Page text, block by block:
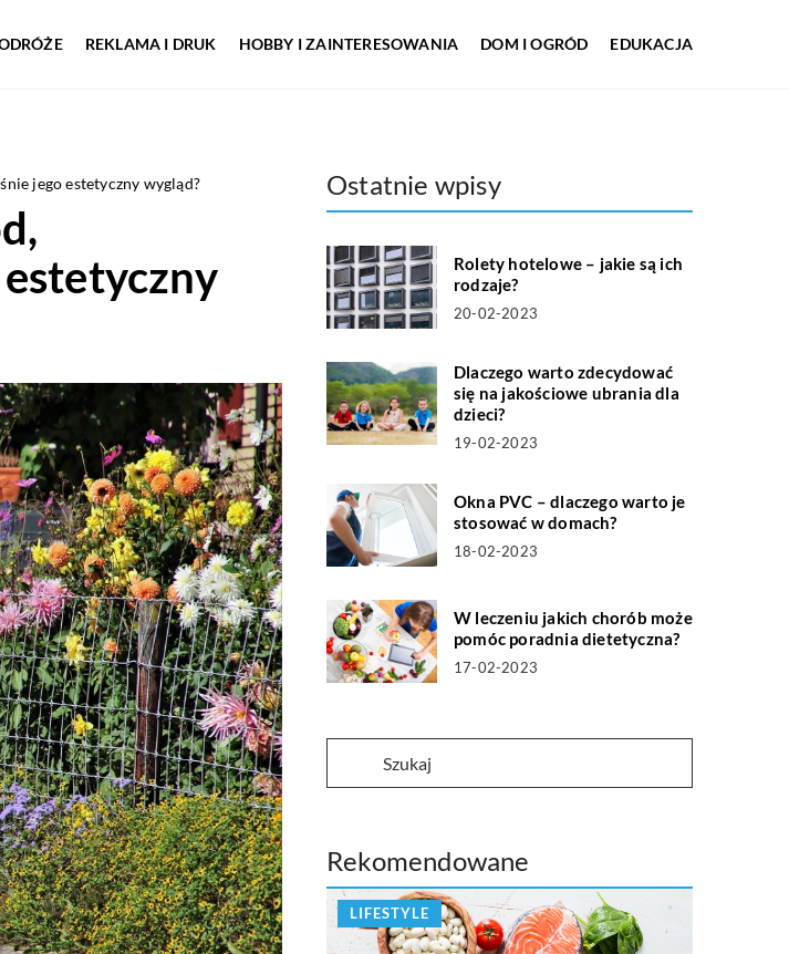
REKLAMA I DRUK HOBBY I ZAINTERESOWANIA DOM I OGRÓD EDUKACJA
jego estetyczny wygląd? Ostatnie wpisy
Rolety hotelowe – jakie są ich
rodzaje?
20-02-2023
Dlaczego warto zdecydować
się na jakościowe ubrania dla
dzieci?
19-02-2023
Okna PVC – dlaczego warto je
stosować w domach?
18-02-2023
W leczeniu jakich chorób może
pomóc poradnia dietetyczna?
17-02-2023
Rekomendowane
LIFESTYLE